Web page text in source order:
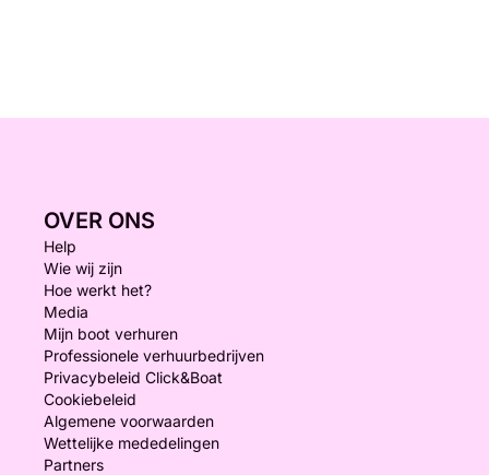
OVER ONS
Help
Wie wij zijn
Hoe werkt het?
Media
Mijn boot verhuren
Professionele verhuurbedrijven
Privacybeleid Click&Boat
Cookiebeleid
Algemene voorwaarden
Wettelijke mededelingen
Partners